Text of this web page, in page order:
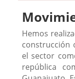
Hemos
construcción
el sector
república